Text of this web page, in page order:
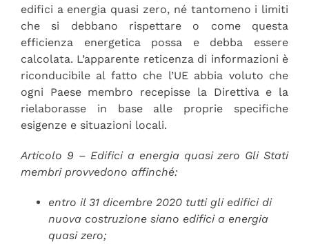
edifici a energia quasi zero, né tantomeno i limiti
che si debbano rispettare o come questa
efficienza energetica possa e debba essere
calcolata. L’apparente reticenza di informazioni è
riconducibile al fatto che l’UE abbia voluto che
ogni Paese membro recepisse la Direttiva e la
rielaborasse in base alle proprie specifiche
esigenze e situazioni locali.
Articolo 9 – Edifici a energia quasi zero Gli Stati
membri provvedono affinché:
entro il 31 dicembre 2020 tutti gli edifici di
nuova costruzione siano edifici a energia
quasi zero;